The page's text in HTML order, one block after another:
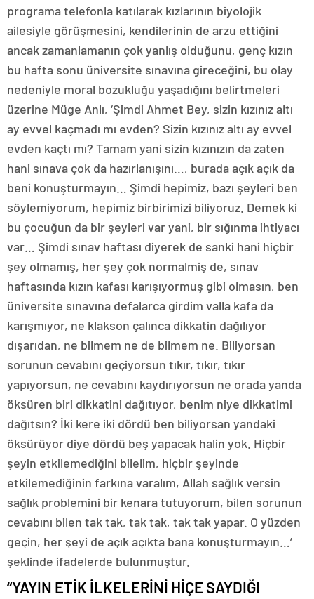
programa telefonla katılarak kızlarının biyolojik
ailesiyle görüşmesini, kendilerinin de arzu ettiğini
ancak zamanlamanın çok yanlış olduğunu, genç kızın
bu hafta sonu üniversite sınavına gireceğini, bu olay
nedeniyle moral bozukluğu yaşadığını belirtmeleri
üzerine Müge Anlı, ‘Şimdi Ahmet Bey, sizin kızınız altı
ay evvel kaçmadı mı evden? Sizin kızınız altı ay evvel
evden kaçtı mı? Tamam yani sizin kızınızın da zaten
hani sınava çok da hazırlanışını…, burada açık açık da
beni konuşturmayın… Şimdi hepimiz, bazı şeyleri ben
söylemiyorum, hepimiz birbirimizi biliyoruz. Demek ki
bu çocuğun da bir şeyleri var yani, bir sığınma ihtiyacı
var… Şimdi sınav haftası diyerek de sanki hani hiçbir
şey olmamış, her şey çok normalmiş de, sınav
haftasında kızın kafası karışıyormuş gibi olmasın, ben
üniversite sınavına defalarca girdim valla kafa da
karışmıyor, ne klakson çalınca dikkatin dağılıyor
dışarıdan, ne bilmem ne de bilmem ne. Biliyorsan
sorunun cevabını geçiyorsun tıkır, tıkır, tıkır
yapıyorsun, ne cevabını kaydırıyorsun ne orada yanda
öksüren biri dikkatini dağıtıyor, benim niye dikkatimi
dağıtsın? İki kere iki dördü ben biliyorsan yandaki
öksürüyor diye dördü beş yapacak halin yok. Hiçbir
şeyin etkilemediğini bilelim, hiçbir şeyinde
etkilemediğinin farkına varalım, Allah sağlık versin
sağlık problemini bir kenara tutuyorum, bilen sorunun
cevabını bilen tak tak, tak tak, tak tak yapar. O yüzden
geçin, her şeyi de açık açıkta bana konuşturmayın…’
şeklinde ifadelerde bulunmuştur.
“YAYIN ETİK İLKELERİNİ HİÇE SAYDIĞI